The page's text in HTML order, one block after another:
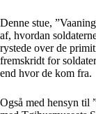
Denne stue,
af, hvordan
rystede over de
fremskridt for
end hvor de kom fra.
Også med hensyn til